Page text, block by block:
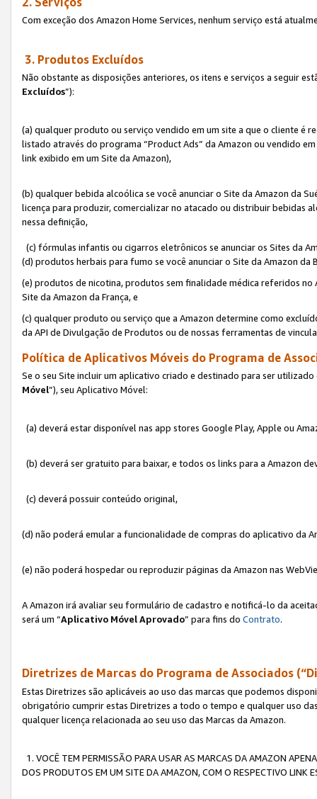
Com exceção dos Amazon Home Services, nenhum serviço está
3. Produtos Excluídos
Não obstante as disposições anteriores, os itens e serviços a seguir
Excluídos”):
(a) qualquer produto ou serviço vendido em um site a que o cliente é
listado através do programa “Product Ads” da Amazon ou vendido
link exibido em um Site da Amazon),
(b) qualquer bebida alcoólica se você anunciar o Site da Amazon da
licença para produzir, comercializar no atacado ou distribuir bebidas
nessa definição,
(c) fórmulas infantis ou cigarros eletrônicos se anunciar os Sites da
(d) produtos herbais para fumo se você anunciar o Site da Amazon da
(e) produtos de nicotina, produtos sem finalidade médica referidos no
Site da Amazon da França, e
(c) qualquer produto ou serviço que a Amazon determine como
da API de Divulgação de Produtos ou de nossas ferramentas de
Política de Aplicativos Móveis do Programa de
Se o seu Site incluir um aplicativo criado e destinado para ser
Móvel”), seu Aplicativo Móvel:
(a) deverá estar disponível nas app stores Google Play, Apple ou
(b) deverá ser gratuito para baixar, e todos os links para a Amazon
(c) deverá possuir conteúdo original,
(d) não poderá emular a funcionalidade de compras do aplicativo da
(e) não poderá hospedar ou reproduzir páginas da Amazon nas
A Amazon irá avaliar seu formulário de cadastro e notificá-lo da
será um “Aplicativo Móvel Aprovado” para fins do Contrato.
Diretrizes de Marcas do Programa de Associados
Estas Diretrizes são aplicáveis ao uso das marcas que podemos
obrigatório cumprir estas Diretrizes a todo o tempo e qualquer uso
qualquer licença relacionada ao seu uso das Marcas da Amazon.
1. VOCÊ TEM PERMISSÃO PARA USAR AS MARCAS DA AMAZON
DOS PRODUTOS EM UM SITE DA AMAZON, COM O RESPECTIVO LINK